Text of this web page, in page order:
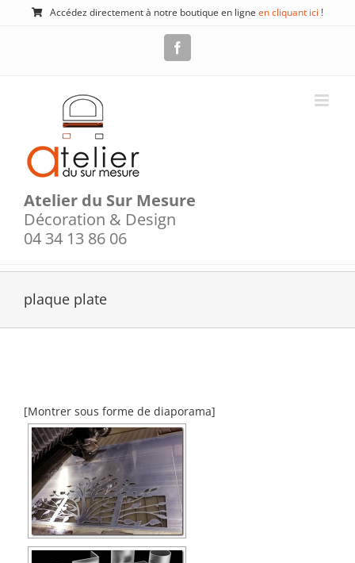
Passer
Accédez directement à notre boutique en ligne en cliquant ici !
Atelier du Sur Mesure
Décoration & Design
04 34 13 86 06
plaque plate
[Montrer sous forme de diaporama]